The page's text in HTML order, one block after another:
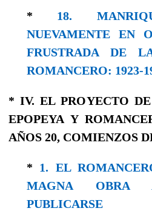
* 18.
NUEVAMENTE EN
FRUSTRADA DE
ROMANCERO: 1923-
* IV. EL PROYECTO
EPOPEYA Y
AÑOS 20, COMIENZOS
* 1. EL
MAGNA
PUBLICARSE